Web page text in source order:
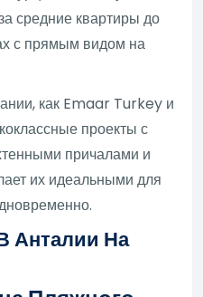
средние квартиры до
с прямым видом на
как Emaar Turkey и
проекты с
причалами и
их идеальными для
Анталии На